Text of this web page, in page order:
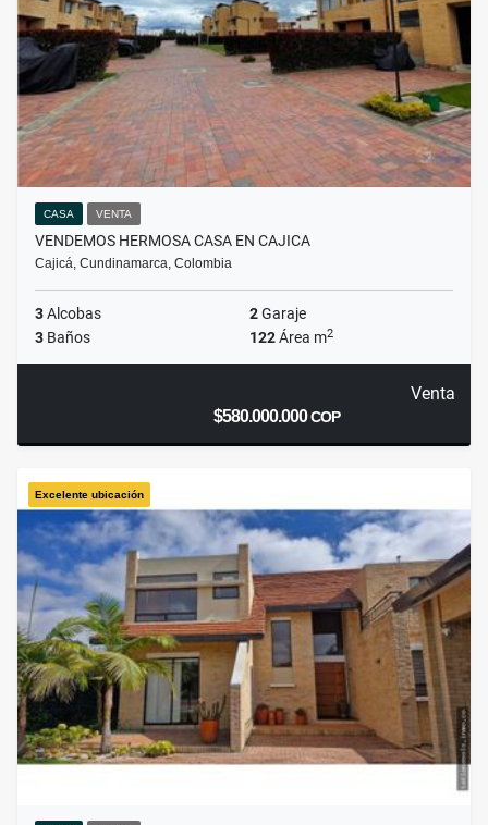
CASA VENTA
VENDEMOS HERMOSA CASA EN CAJICA
Cajicá, Cundinamarca, Colombia
3Alcobas 2Garaje
3 Baños 122Área m2
Venta
$580.000.000COP
Excelente ubicación